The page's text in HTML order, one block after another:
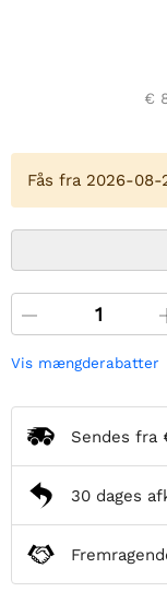
€
Fås fra 2026-08-
Vis mængderabatter
Sendes fra
30 dages